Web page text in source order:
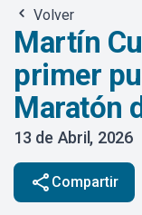
Volver
Martín
primer
Maratón
13 de Abril, 2026
share Compartir